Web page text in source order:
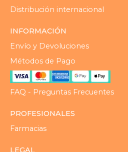
Distribución internacional
INFORMACIÓN
Envío y Devoluciones
Métodos de Pago
FAQ - Preguntas Frecuentes
PROFESIONALES
Farmacias
LEGAL